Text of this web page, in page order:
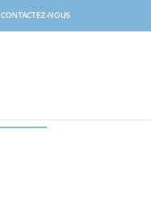
CONTACTEZ-NOUS